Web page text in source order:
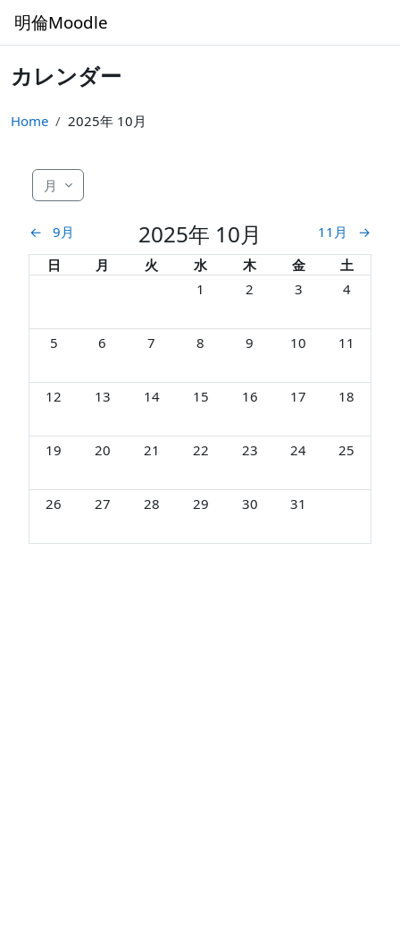
明倫Moodle
カレンダー
Home 2025年 10月
月
← 9月 2025年 10月 11月
→
日曜日
日 月曜日
月 火曜日
火 水曜日
水 木曜日
木 金曜日
金 土曜日
土
イベントなし 2025年 10月 1日
1 イベントなし 2025年 10
2 イベントなし
3 イベント
4
イベントなし 2025年 10月 5日
5 イベントなし 2025年 10月 6日
6 イベントなし 2025年 10月 7日
7 イベントなし 2025年 10月 8日
8 イベントなし 2025年 10
9 イベントなし
10 イベント
11
イベントなし 2025年 10月 12日
12 イベントなし 2025年 10月 13日
13 イベントなし 2025年 10月 14日
14 イベントなし 2025年 10月 15日
15 イベントなし 2025年 10
16 イベントなし
17 イベント
18
イベントなし 2025年 10月 19日
19 イベントなし 2025年 10月 20日
20 イベントなし 2025年 10月 21日
21 イベントなし 2025年 10月 22日
22 イベントなし 2025年 10
23 イベントなし
24 イベント
25
イベントなし 2025年 10月 26日
26 イベントなし 2025年 10月 27日
27 イベントなし 2025年 10月 28日
28 イベントなし 2025年 10月 29日
29 イベントなし 2025年 10
30 イベントなし
31